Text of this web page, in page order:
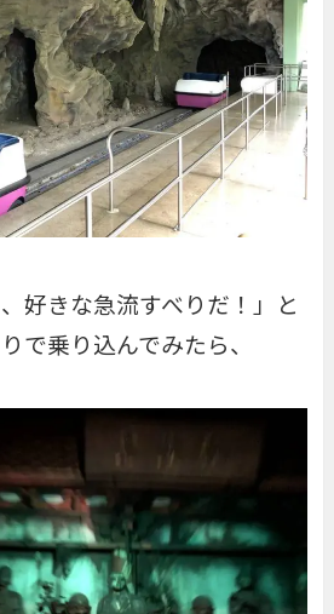
好きな急流すべりだ！」と
で乗り込んでみたら、